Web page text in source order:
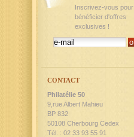
Inscrivez-vous pour
bénéficier d'offres
exclusives !
CONTACT
Philatélie 50
9,rue Albert Mahieu
BP 832
50108 Cherbourg Cedex
Tél. : 02 33 93 55 91